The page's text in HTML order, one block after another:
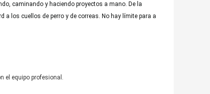
caminando y haciendo proyectos a mano. De la
a los cuellos de perro y de correas. No hay límite para a
el equipo profesional.